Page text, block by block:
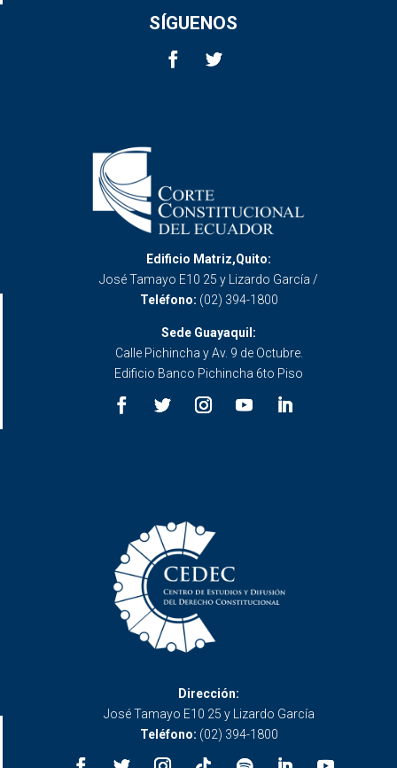
SÍGUENOS
Edificio Matriz,Quito:
José Tamayo E10 25 y Lizardo García /
Teléfono: (02) 394-1800
Sede Guayaquil:
Calle Pichincha y Av. 9 de Octubre.
Edificio Banco Pichincha 6to Piso
Dirección:
José Tamayo E10 25 y Lizardo García
Teléfono: (02) 394-1800